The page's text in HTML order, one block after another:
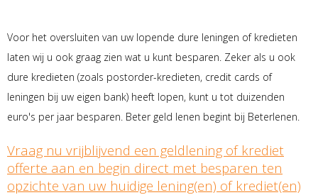
Voor het oversluiten van uw lopende dure leningen of kredieten
laten wij u ook graag zien wat u kunt besparen. Zeker als u ook
dure kredieten (zoals postorder-kredieten, credit cards of
leningen bij uw eigen bank) heeft lopen, kunt u tot duizenden
euro's per jaar besparen. Beter geld lenen begint bij Beterlenen.
Vraag nu vrijblijvend een geldlening of krediet
offerte aan en begin direct met besparen ten
opzichte van uw huidige lening(en) of krediet(en)